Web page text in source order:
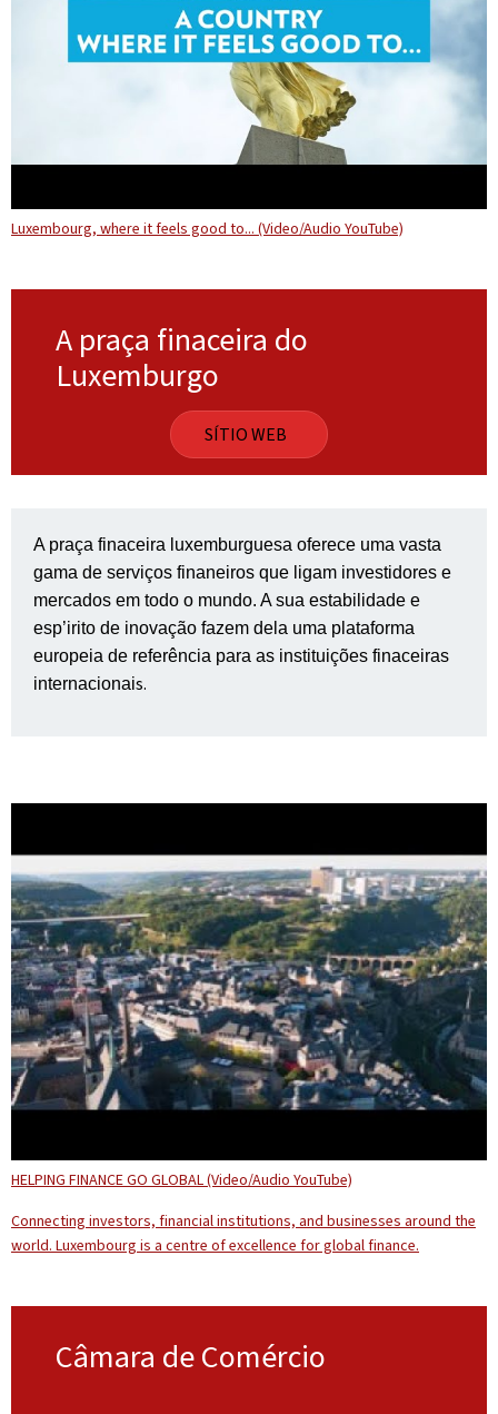
Luxembourg, where it feels good to... (Video/Audio YouTube)
A praça finaceira do
Luxemburgo
SÍTIO WEB
A praça finaceira luxemburguesa oferece uma vasta
gama de serviços finaneiros que ligam investidores e
mercados em todo o mundo. A sua estabilidade e
esp’irito de inovação fazem dela uma plataforma
europeia de referência para as instituições finaceiras
internacionais.
HELPING FINANCE GO GLOBAL (Video/Audio YouTube)
Connecting investors, financial institutions, and businesses around the
world. Luxembourg is a centre of excellence for global finance.
Câmara de Comércio